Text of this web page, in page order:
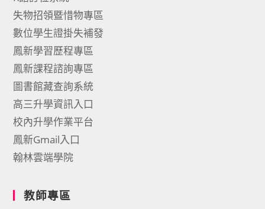
失物招領暨惜物專區
數位學生證掛失補發
鳳新學習歷程專區
鳳新課程諮詢專區
圖書館藏查詢系統
高三升學資訊入口
校內升學作業平台
鳳新Gmail入口
翰林雲端學院
教師專區